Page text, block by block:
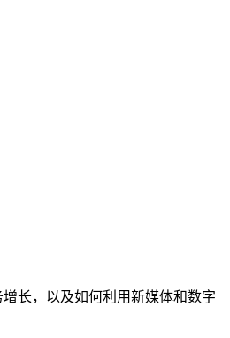
长，以及如何利用新媒体和数字